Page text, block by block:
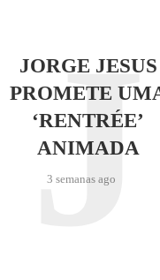
JORGE JESUS
PROMETE
‘RENTRÉE’
ANIMADA
3 semanas ago
J